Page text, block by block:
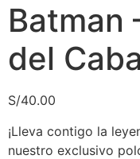
Batman
del
S/40.00
¡Lleva contigo la
nuestro exclusivo